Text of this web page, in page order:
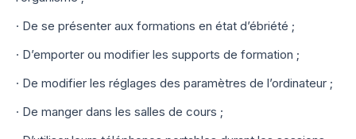
· De se présenter aux formations en état d’ébriété ;
· D’emporter ou modifier les supports de formation ;
· De modifier les réglages des paramètres de l’ordinateur ;
· De manger dans les salles de cours ;